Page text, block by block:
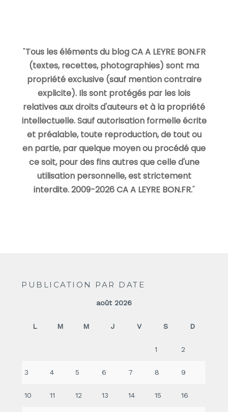
"Tous les éléments du blog CA A LEYRE BON.FR
(textes, recettes, photographies) sont ma
propriété exclusive (sauf mention contraire
explicite). Ils sont protégés par les lois
relatives aux droits d'auteurs et à la propriété
intellectuelle. Sauf autorisation formelle écrite
et préalable, toute reproduction, de tout ou
en partie, par quelque moyen ou procédé que
ce soit, pour des fins autres que celle d'une
utilisation personnelle, est strictement
interdite. 2009-2026 CA A LEYRE BON.FR."
PUBLICATION PAR DATE
août 2026
L M M J V S D
1 2
3 4 5 6 7 8 9
10 11 12 13 14 15 16